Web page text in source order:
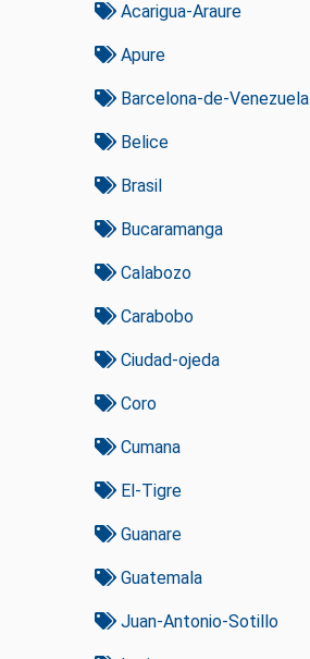
Acarigua-Araure
Apure
Barcelona-de-Venezuela
Belice
Brasil
Bucaramanga
Calabozo
Carabobo
Ciudad-ojeda
Coro
Cumana
El-Tigre
Guanare
Guatemala
Juan-Antonio-Sotillo